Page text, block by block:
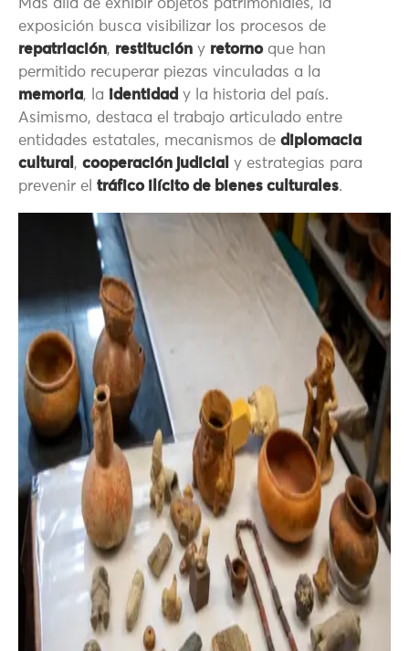
Más allá de exhibir objetos patrimoniales, la
exposición busca visibilizar los procesos de
repatriación, restitución y retornoque han
permitido recuperar piezas vinculadas a la
memoria, la identidad y la historia del país.
Asimismo, destaca el trabajo articulado entre
entidades estatales, mecanismos de diplomacia
cultural , cooperación judicial y estrategias para
prevenir el tráfico ilícito de bienes culturales.